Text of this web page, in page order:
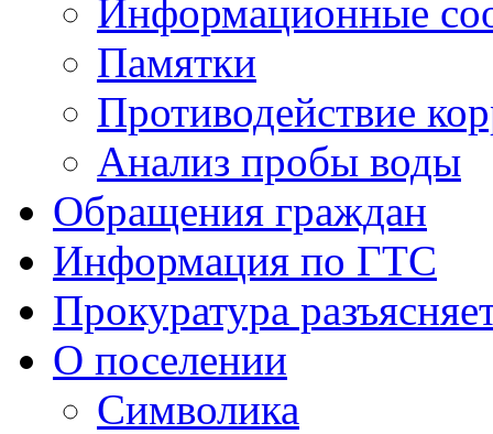
Информационные
Памятки
Противодействие
Анализ пробы воды
Обращения граждан
Информация по ГТС
Прокуратура
О поселении
Символика